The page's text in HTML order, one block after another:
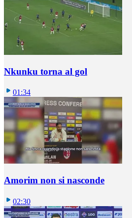
Nkunku torna al gol
01:34
Amorim non si nasconde
02:30